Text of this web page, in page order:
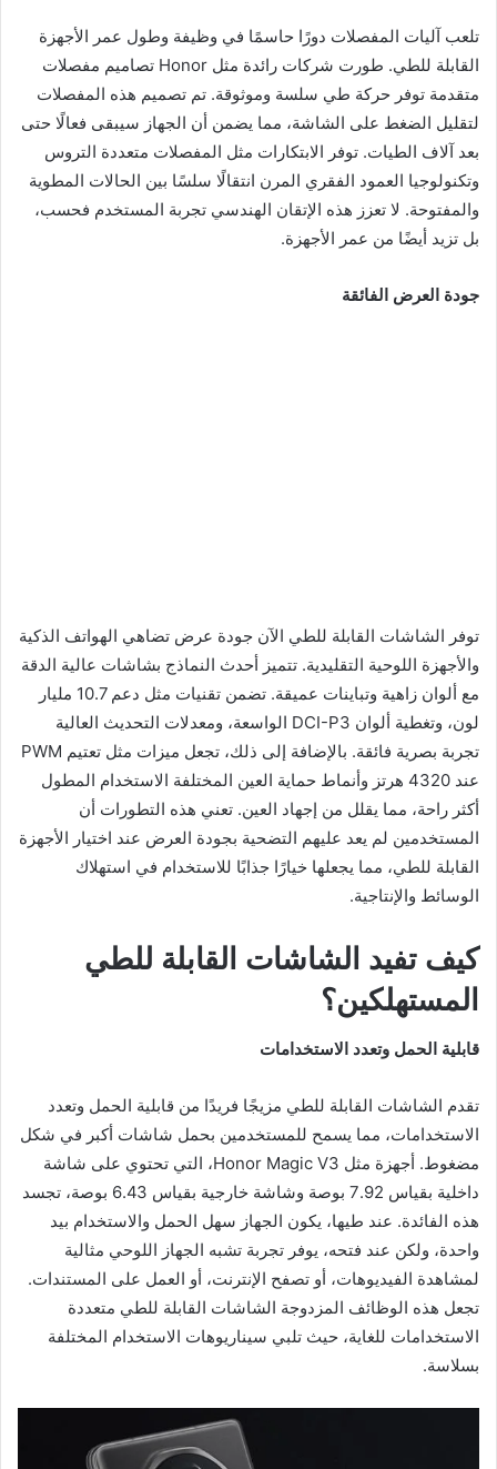
تلعب آليات المفصلات دورًا حاسمًا في وظيفة وطول عمر الأجهزة
القابلة للطي. طورت شركات رائدة مثل Honor تصاميم مفصلات
متقدمة توفر حركة طي سلسة وموثوقة. تم تصميم هذه المفصلات
لتقليل الضغط على الشاشة، مما يضمن أن الجهاز سيبقى فعالًا حتى
بعد آلاف الطيات. توفر الابتكارات مثل المفصلات متعددة التروس
وتكنولوجيا العمود الفقري المرن انتقالًا سلسًا بين الحالات المطوية
والمفتوحة. لا تعزز هذه الإتقان الهندسي تجربة المستخدم فحسب،
بل تزيد أيضًا من عمر الأجهزة.
جودة العرض الفائقة
توفر الشاشات القابلة للطي الآن جودة عرض تضاهي الهواتف الذكية
والأجهزة اللوحية التقليدية. تتميز أحدث النماذج بشاشات عالية الدقة
مع ألوان زاهية وتباينات عميقة. تضمن تقنيات مثل دعم 10.7 مليار
لون، وتغطية ألوان DCI-P3 الواسعة، ومعدلات التحديث العالية
تجربة بصرية فائقة. بالإضافة إلى ذلك، تجعل ميزات مثل تعتيم PWM
عند 4320 هرتز وأنماط حماية العين المختلفة الاستخدام المطول
أكثر راحة، مما يقلل من إجهاد العين. تعني هذه التطورات أن
المستخدمين لم يعد عليهم التضحية بجودة العرض عند اختيار الأجهزة
القابلة للطي، مما يجعلها خيارًا جذابًا للاستخدام في استهلاك
الوسائط والإنتاجية.
كيف تفيد الشاشات القابلة للطي
المستهلكين؟
قابلية الحمل وتعدد الاستخدامات
تقدم الشاشات القابلة للطي مزيجًا فريدًا من قابلية الحمل وتعدد
الاستخدامات، مما يسمح للمستخدمين بحمل شاشات أكبر في شكل
مضغوط. أجهزة مثل Honor Magic V3، التي تحتوي على شاشة
داخلية بقياس 7.92 بوصة وشاشة خارجية بقياس 6.43 بوصة، تجسد
هذه الفائدة. عند طيها، يكون الجهاز سهل الحمل والاستخدام بيد
واحدة، ولكن عند فتحه، يوفر تجربة تشبه الجهاز اللوحي مثالية
لمشاهدة الفيديوهات، أو تصفح الإنترنت، أو العمل على المستندات.
تجعل هذه الوظائف المزدوجة الشاشات القابلة للطي متعددة
الاستخدامات للغاية، حيث تلبي سيناريوهات الاستخدام المختلفة
بسلاسة.